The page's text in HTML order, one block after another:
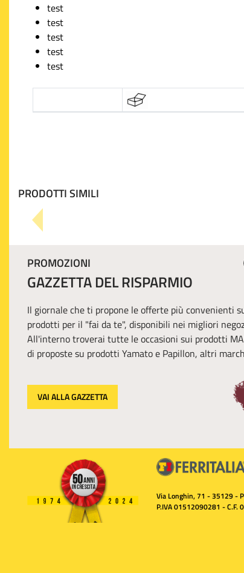
test
test
test
test
test
PRODOTTI SIMILI
PROMOZIONI
GAZZETTA DEL RISPARMIO
Il giornale che ti propone le offerte più convenienti
prodotti per il "fai da te", disponibili nei migliori
All'interno troverai tutte le occasioni sui prodotti
di proposte su prodotti Yamato e Papillon, altri
VAI ALLA GAZZETTA
Via Longhin, 71 - 35129 -
P.IVA 01512090281 -